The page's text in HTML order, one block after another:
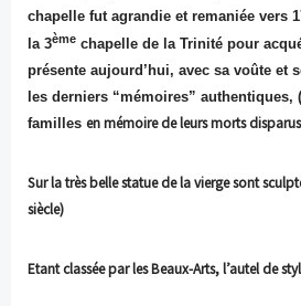
chapelle fut agrandie et remaniée vers
la 3ème chapelle de la Trinité pour
présente aujourd’hui, avec sa voûte et
les derniers “mémoires” authentiques,
familles en mémoire de leurs morts
Sur la très belle statue de la vierge sont
siècle)
Etant classée par les Beaux-Arts, l’autel de